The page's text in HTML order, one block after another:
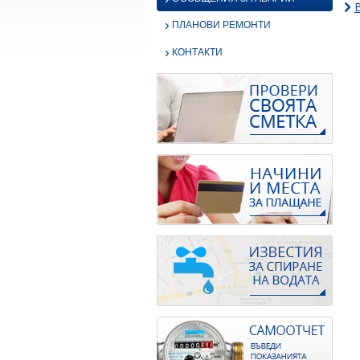
› ПЛАНОВИ РЕМОНТИ
› КОНТАКТИ